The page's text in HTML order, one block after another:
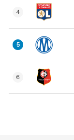
4
5
6